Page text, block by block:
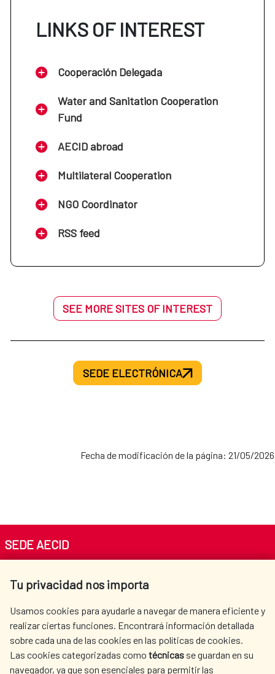
LINKS OF INTEREST
Cooperación Delegada
Water and Sanitation Cooperation
Fund
AECID abroad
Multilateral Cooperation
NGO Coordinator
RSS feed
SEE MORE SITES OF INTEREST
SEDE ELECTRÓNICA
Fecha de modificación de la página: 21/05/2026
Tu privacidad nos importa
Usamos cookies para ayudarle a navegar de manera eficiente y
realizar ciertas funciones. Encontrará información detallada
sobre cada una de las cookies en las políticas de cookies.
Las cookies categorizadas como técnicas se guardan en su
navegador, ya que son esenciales para permitir las
SEDE AECID
Tel. +34 900 20 30 54​​​​​​​
AECID
WHERE DO WE COOPERATE?
SPANISH HUMANITARIAN
PRESS ROOM